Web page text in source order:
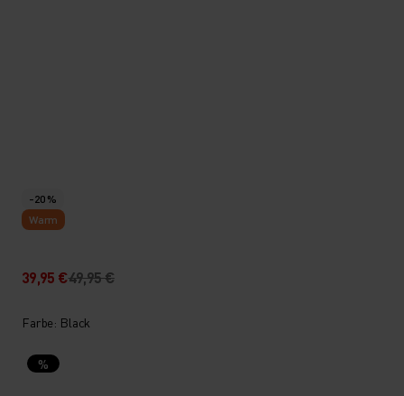
-20 %
Warm
39,95 €49,95 €
Farbe: Black
%